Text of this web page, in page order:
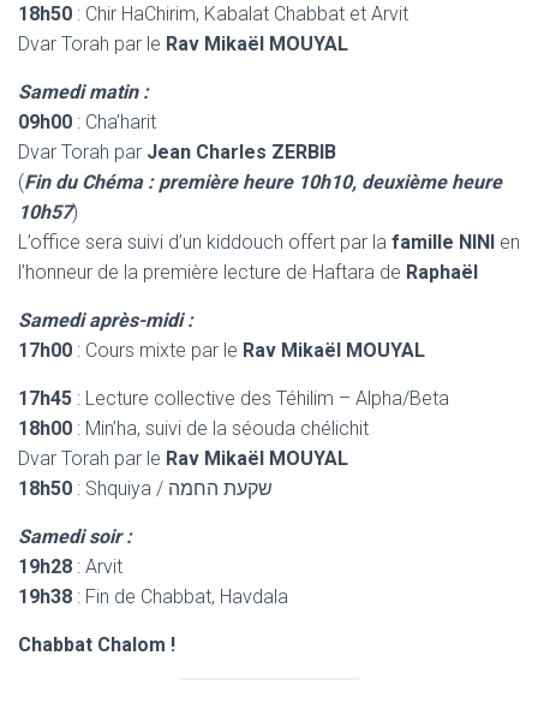
18h50 : Chir HaChirim, Kabalat Chabbat et Arvit
Dvar Torah par le Rav Mikaël MOUYAL
Samedi matin :
09h00 : Cha’harit
Dvar Torah par Jean Charles ZERBIB
(Fin du Chéma : première heure 10h10, deuxième heure
10h57)
L’office sera suivi d’un kiddouch offert par la famille NINI en
l’honneur de la première lecture de Haftara de Raphaël
Samedi après-midi :
17h00 : Cours mixte par le Rav Mikaël MOUYAL
17h45 : Lecture collective des Téhilim – Alpha/Beta
18h00 : Min’ha, suivi de la séouda chélichit
Dvar Torah par le Rav Mikaël MOUYAL
18h50
: Shquiya / שקעת החמה
Samedi soir :
19h28 : Arvit
19h38 : Fin de Chabbat, Havdala
Chabbat Chalom !